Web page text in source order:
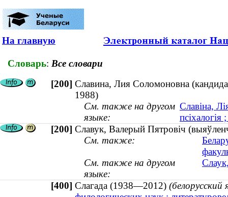
На главную
Словарь: Все словари
[200] Славина, Лия Соломоновна
1988)
См. также на другом
языке:
Славіна,
[200] Славук, Валерый Пятровіч
См. также:
См. также на другом
языке:
[400] Слагада (1938—2012) (белорусский